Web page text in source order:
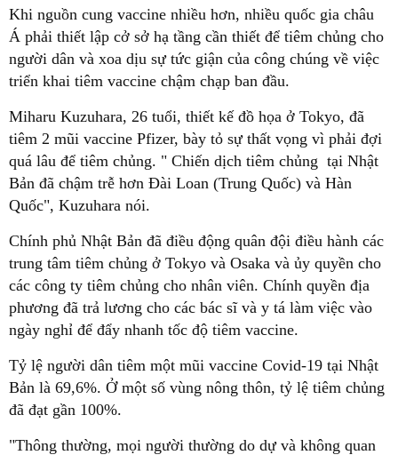
Khi nguồn cung vaccine nhiều hơn, nhiều quốc gia châu
Á phải thiết lập cở sở hạ tầng cần thiết để tiêm chủng cho
người dân và xoa dịu sự tức giận của công chúng về việc
triển khai tiêm vaccine chậm chạp ban đầu.
Miharu Kuzuhara, 26 tuổi, thiết kế đồ họa ở Tokyo, đã
tiêm 2 mũi vaccine Pfizer, bày tỏ sự thất vọng vì phải đợi
quá lâu để tiêm chủng. " Chiến dịch tiêm chủng tại Nhật
Bản đã chậm trễ hơn Đài Loan (Trung Quốc) và Hàn
Quốc", Kuzuhara nói.
Chính phủ Nhật Bản đã điều động quân đội điều hành các
trung tâm tiêm chủng ở Tokyo và Osaka và ủy quyền cho
các công ty tiêm chủng cho nhân viên. Chính quyền địa
phương đã trả lương cho các bác sĩ và y tá làm việc vào
ngày nghỉ để đẩy nhanh tốc độ tiêm vaccine.
Tỷ lệ người dân tiêm một mũi vaccine Covid-19 tại Nhật
Bản là 69,6%. Ở một số vùng nông thôn, tỷ lệ tiêm chủng
đã đạt gần 100%.
"Thông thường, mọi người thường do dự và không quan